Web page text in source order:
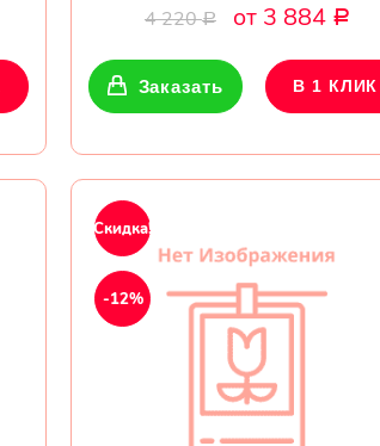
4 220Р от 3 884 Р
Заказать В 1 КЛИК
Скидка!
-12%